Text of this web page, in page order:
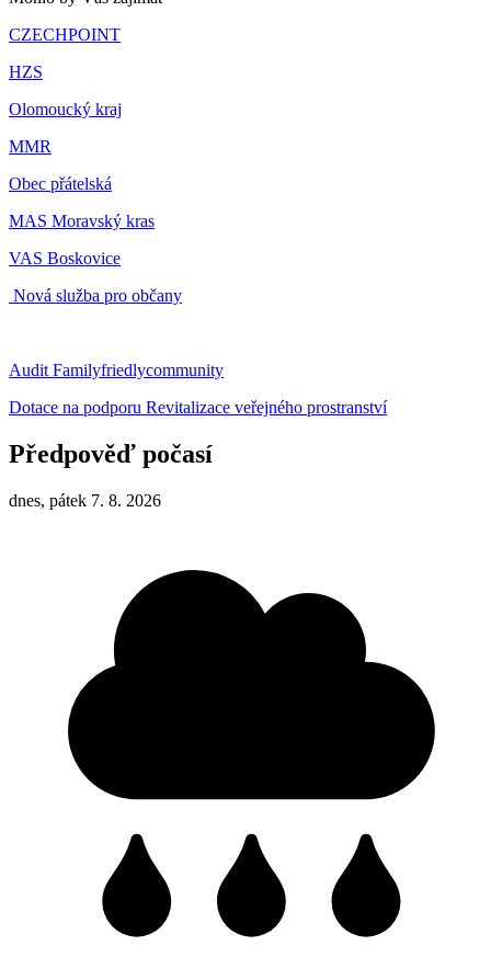
CZECHPOINT
HZS
Olomoucký kraj
MMR
Obec přátelská
MAS Moravský kras
VAS Boskovice
Nová služba pro občany
Audit Familyfriedlycommunity
Dotace na podporu Revitalizace veřejného prostranství
Předpověď počasí
dnes, pátek 7. 8. 2026